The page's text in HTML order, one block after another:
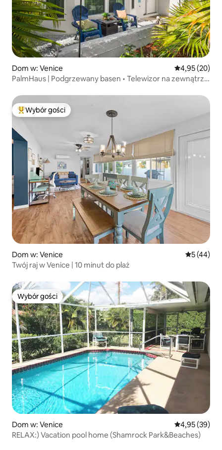
Dom w: Venice Średnia
4,95 (20)
PalmHaus | Podgrzewany basen • Telewizor na zewnątrz •
Najpopularniejsze z kategorii Wybór gości
Wybór gości
Dom w: Venice Średnia
5 (44)
Twój raj w Venice | 10 minut do plaż
Wybór gości
Wybór gości
Dom w: Venice Średnia
4,95 (39)
RELAX:) Vacation pool home (Shamrock Park&Beaches)